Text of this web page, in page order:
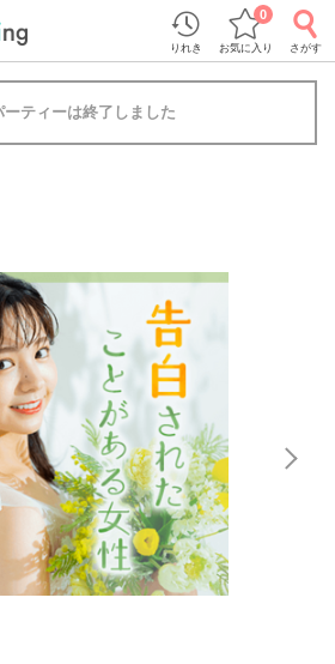
りれき お気に入り
0
さがす
ーティーは終了しました